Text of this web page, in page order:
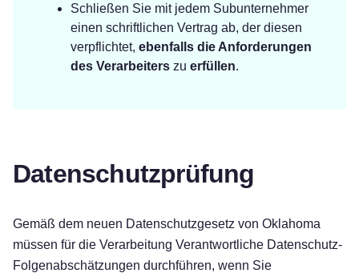
Schließen Sie mit jedem Subunternehmer
einen schriftlichen Vertrag ab, der diesen
verpflichtet, ebenfalls die Anforderungen
des Verarbeiters zu erfüllen.
Datenschutzprüfung
Gemäß dem neuen Datenschutzgesetz von Oklahoma
müssen für die Verarbeitung Verantwortliche Datenschutz-
Folgenabschätzungen durchführen, wenn Sie